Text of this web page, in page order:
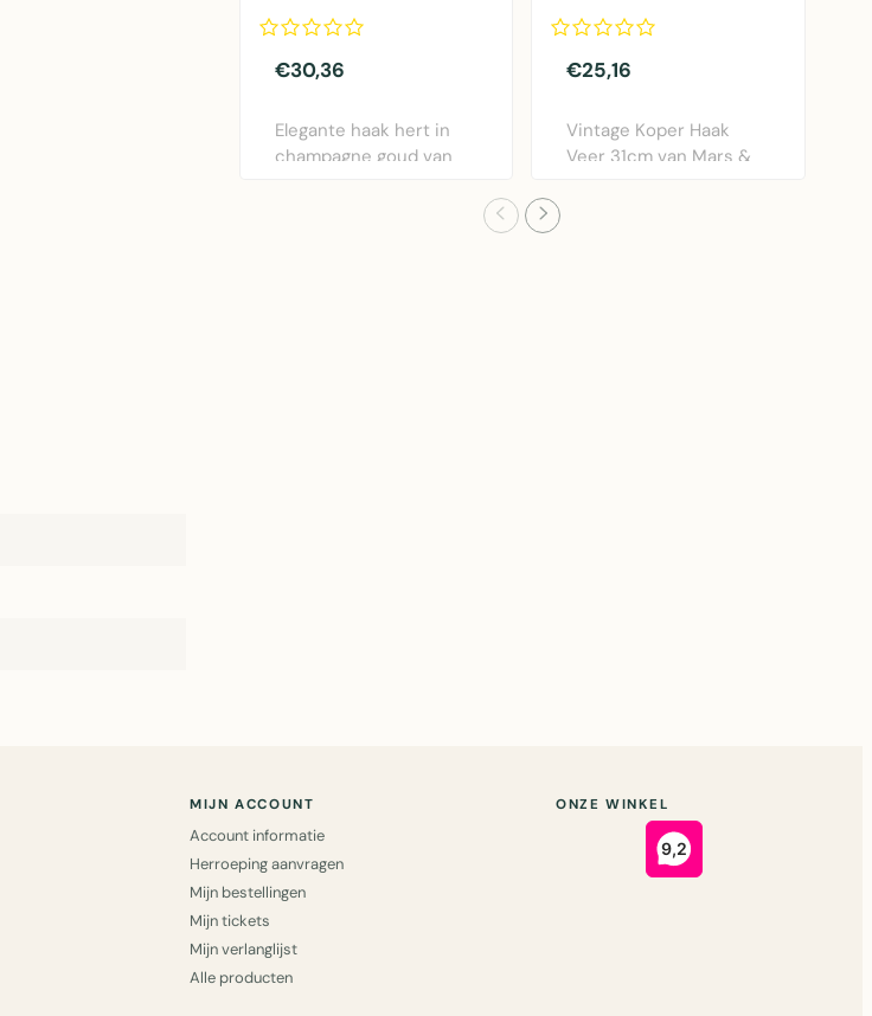
€30,36
Elegante haak hert in
champagne goud van
€25,16
Vintage Koper Haak
Veer 31cm van Mars &
MIJN ACCOUNT
Account informatie
Herroeping aanvragen
Mijn bestellingen
Mijn tickets
Mijn verlanglijst
Alle producten
ONZE WINKEL